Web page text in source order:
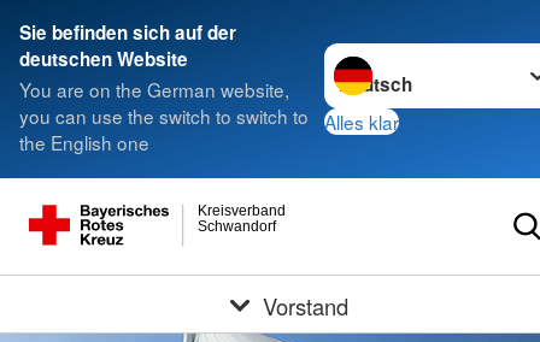
Sie befinden sich auf der
deutschen Website
You are on the German website,
you can use the switch to switch to
the English one
Sprache wechseln zu
Alles klar
Schwandorf
Kreisverband
Vorstand